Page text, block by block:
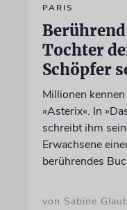
PARIS
Tochter
Schöpfer
Millionen
»Asterix«. In
schreibt ihm
Erwachsene
berührendes
von Sabine